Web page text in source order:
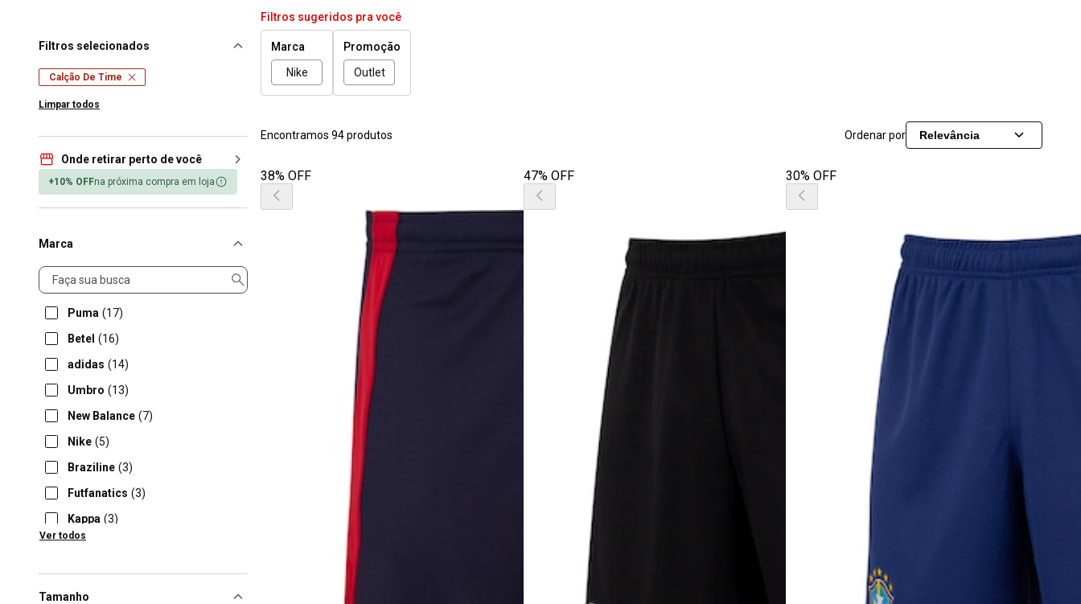
Filtros selecionados
Calção De Time
Limpar todos
Onde retirar perto de você
+10% OFFna próxima compra em loja
Marca
Marca
Puma (17)
Betel (16)
adidas (14)
Umbro (13)
New Balance (7)
Nike (5)
Braziline (3)
Futfanatics (3)
Kappa (3)
Sao Paulo
Ver todos
Tamanho
Filtros sugeridos pra você
Marca
Nike
Promoção
Outlet
Encontramos 94 produtos Ordenar por Relevância
38% OFF 47% OFF 30% OFF